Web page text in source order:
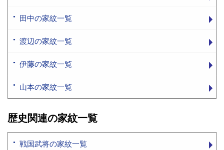
田中の家紋一覧
渡辺の家紋一覧
伊藤の家紋一覧
山本の家紋一覧
歴史関連の家紋一覧
戦国武将の家紋一覧